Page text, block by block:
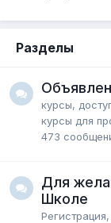
Разделы
курсы,
курсы для
473
Для
Школе